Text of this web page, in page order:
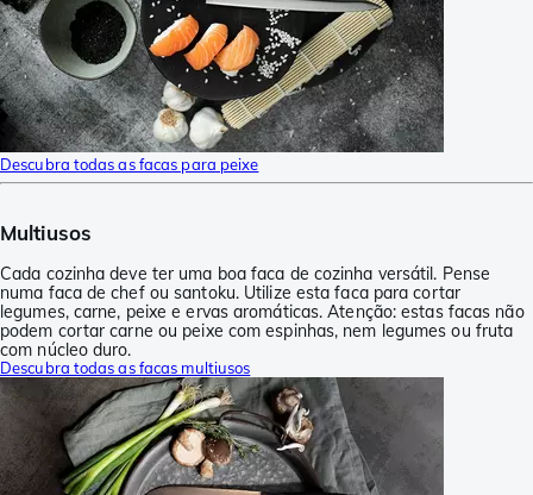
Descubra todas as facas para peixe
Multiusos
Cada cozinha deve ter uma boa faca de cozinha versátil. Pense
numa faca de chef ou santoku. Utilize esta faca para cortar
legumes, carne, peixe e ervas aromáticas. Atenção: estas facas não
podem cortar carne ou peixe com espinhas, nem legumes ou fruta
com núcleo duro.
Descubra todas as facas multiusos